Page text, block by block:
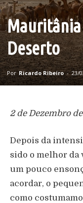
Mauritânia
Deserto
Por Ricardo Ribeiro - 23/
2 de Dezembro
Depois da
sido o melhor da
um pouco
acordar, o
como